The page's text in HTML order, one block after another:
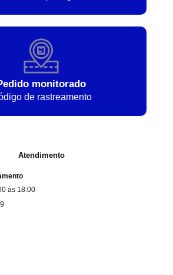
monitorado
de rastreamento
Atendimento
às 18:00